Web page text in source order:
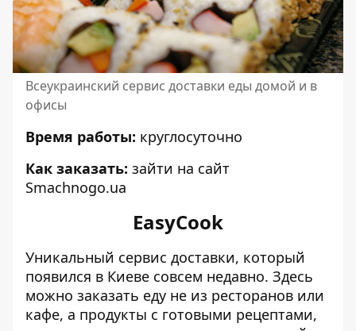
Всеукраинский сервис доставки еды домой и в
офисы
Время работы: круглосуточно
Как заказать: зайти на сайт
Smachnogo.ua
EasyCook
Уникальный сервис доставки, который
появился в Киеве совсем недавно. Здесь
можно заказать еду не из ресторанов или
кафе, а продукты с готовыми рецептами,